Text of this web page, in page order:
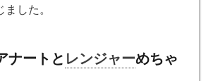
した。
ナートと レンジャーめちゃ